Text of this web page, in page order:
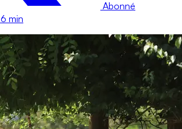
Abonné
6 min